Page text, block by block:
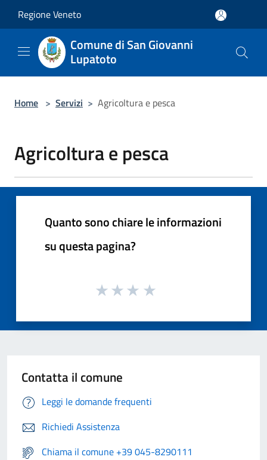
Regione Veneto
Comune di San Giovanni
Lupatoto
Home > Servizi > Agricoltura e pesca
Agricoltura e pesca
Quanto sono chiare le informazioni
su questa pagina?
Contatta il comune
Leggi le domande frequenti
Richiedi Assistenza
Chiama il comune +39 045-8290111